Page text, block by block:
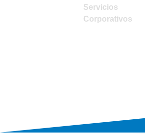
Servicios
Corporativos